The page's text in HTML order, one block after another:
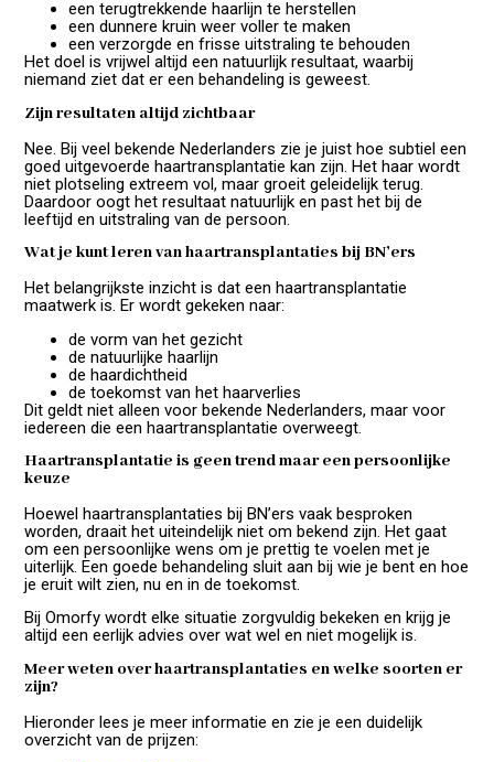
een terugtrekkende haarlijn te herstellen
een dunnere kruin weer voller te maken
een verzorgde en frisse uitstraling te behouden
Het doel is vrijwel altijd een natuurlijk resultaat, waarbij
niemand ziet dat er een behandeling is geweest.
Zijn resultaten altijd zichtbaar
Nee. Bij veel bekende Nederlanders zie je juist hoe subtiel een
goed uitgevoerde haartransplantatie kan zijn. Het haar wordt
niet plotseling extreem vol, maar groeit geleidelijk terug.
Daardoor oogt het resultaat natuurlijk en past het bij de
leeftijd en uitstraling van de persoon.
Wat je kunt leren van haartransplantaties bij BN’ers
Het belangrijkste inzicht is dat een haartransplantatie
maatwerk is. Er wordt gekeken naar:
de vorm van het gezicht
de natuurlijke haarlijn
de haardichtheid
de toekomst van het haarverlies
Dit geldt niet alleen voor bekende Nederlanders, maar voor
iedereen die een haartransplantatie overweegt.
Haartransplantatie is geen trend maar een persoonlijke
keuze
Hoewel haartransplantaties bij BN’ers vaak besproken
worden, draait het uiteindelijk niet om bekend zijn. Het gaat
om een persoonlijke wens om je prettig te voelen met je
uiterlijk. Een goede behandeling sluit aan bij wie je bent en hoe
je eruit wilt zien, nu en in de toekomst.
Bij Omorfy wordt elke situatie zorgvuldig bekeken en krijg je
altijd een eerlijk advies over wat wel en niet mogelijk is.
Meer weten over haartransplantaties en welke soorten er
zijn?
Hieronder lees je meer informatie en zie je een duidelijk
overzicht van de prijzen: